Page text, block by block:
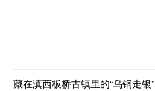
藏在滇西板桥古镇里的“乌铜走银”